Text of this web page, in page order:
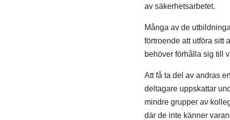
av säkerhetsarbetet.
Många av de
förtroende att utföra sitt
behöver förhålla sig till
Att få ta del av andras
deltagare uppskattar
mindre grupper av
där de inte känner